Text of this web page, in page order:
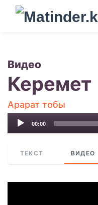
Видео
Керемет
Арарат тобы
Audio
00:00
ТЕКСТ ВИДЕО